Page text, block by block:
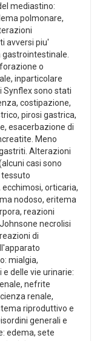
mediastino:
polmonare,
avversi piu'
o
inparticolare
Synflex sono stati
costipazione,
pirosi gastrica,
esacerbazione di
Meno
Alterazioni
casi sono
orticaria,
nodoso, eritema
reazioni
necrolisi
di
mialgia,
delle vie urinarie:
nefrite
renale,
riproduttivo e
generali e
edema, sete